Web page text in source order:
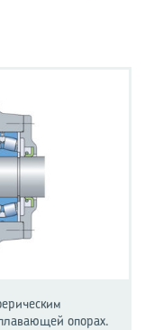
опорах.